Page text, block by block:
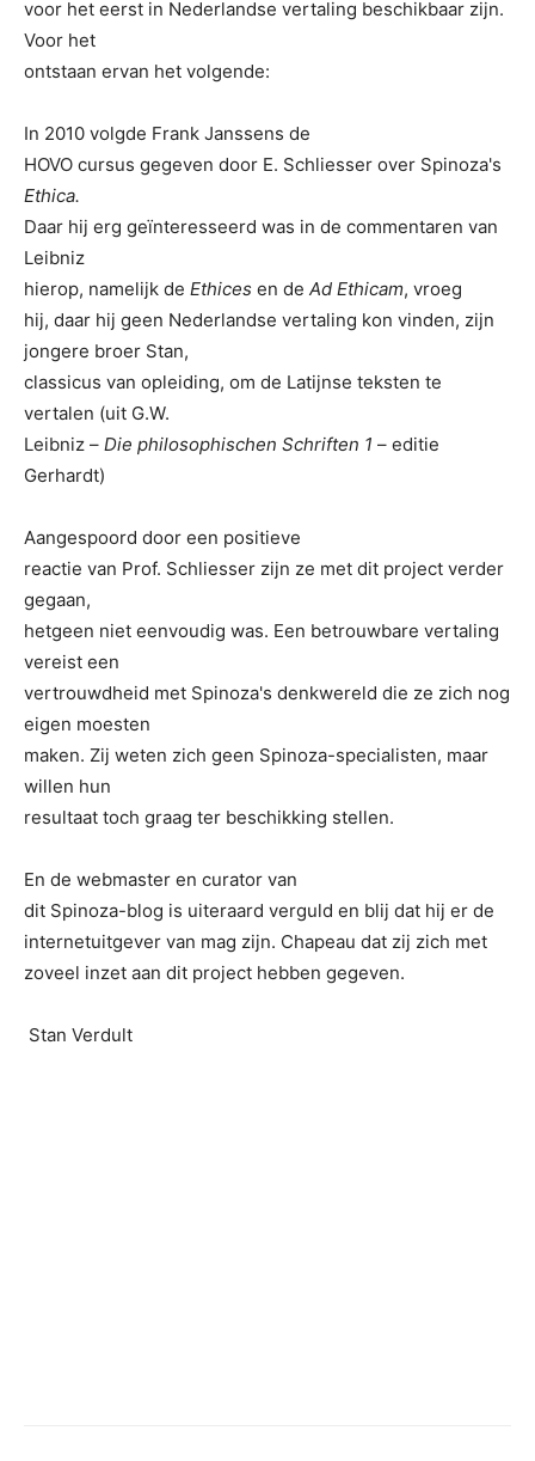
voor het eerst in Nederlandse vertaling beschikbaar zijn.
Voor het
ontstaan ervan het volgende:
In 2010 volgde Frank Janssens de
HOVO cursus gegeven door E. Schliesser over Spinoza's
Ethica.
Daar hij erg geïnteresseerd was in de commentaren van
Leibniz
hierop, namelijk de Ethices en de Ad Ethicam, vroeg
hij, daar hij geen Nederlandse vertaling kon vinden, zijn
jongere broer Stan,
classicus van opleiding, om de Latijnse teksten te
vertalen (uit G.W.
Leibniz – Die philosophischen Schriften 1 – editie
Gerhardt)
Aangespoord door een positieve
reactie van Prof. Schliesser zijn ze met dit project verder
gegaan,
hetgeen niet eenvoudig was. Een betrouwbare vertaling
vereist een
vertrouwdheid met Spinoza's denkwereld die ze zich nog
eigen moesten
maken. Zij weten zich geen Spinoza-specialisten, maar
willen hun
resultaat toch graag ter beschikking stellen.
En de webmaster en curator van
dit Spinoza-blog is uiteraard verguld en blij dat hij er de
internetuitgever van mag zijn. Chapeau dat zij zich met
zoveel inzet aan dit project hebben gegeven.
Stan Verdult